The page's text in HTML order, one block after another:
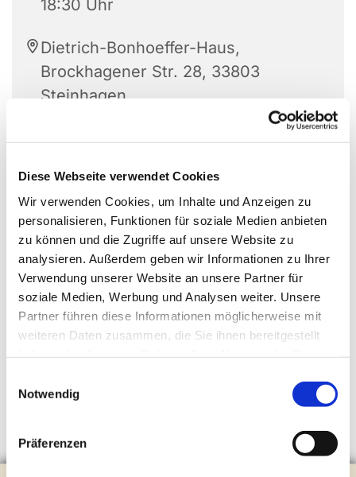
Diese Webseite verwendet Cookies
Wir verwenden Cookies, um Inhalte und Anzeigen zu
personalisieren, Funktionen für soziale Medien anbieten
zu können und die Zugriffe auf unsere Website zu
analysieren. Außerdem geben wir Informationen zu Ihrer
Verwendung unserer Website an unsere Partner für
soziale Medien, Werbung und Analysen weiter. Unsere
Partner führen diese Informationen möglicherweise mit
weiteren Daten zusammen, die Sie ihnen bereitgestellt
Notwendig
Präferenzen
18:30 Uhr
Dietrich-Bonhoeffer-Haus,
Brockhagener Str. 28, 33803
Steinhagen